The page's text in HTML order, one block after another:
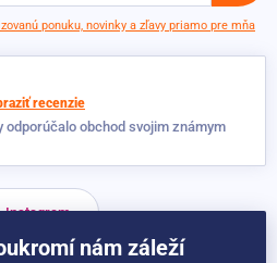
ponuku, novinky a zľavy priamo pre mňa
recenzie
odporúčalo obchod svojim známym
Instagram
nám záleží